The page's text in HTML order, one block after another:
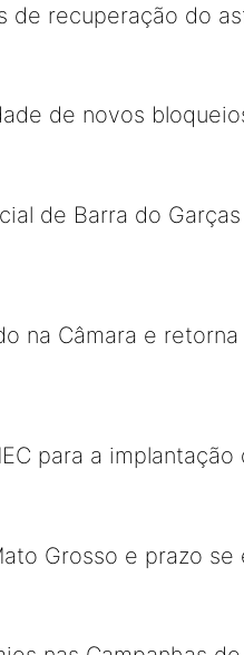
recuperação do
de novos
de Barra do
na Câmara e
para a
Grosso e prazo se